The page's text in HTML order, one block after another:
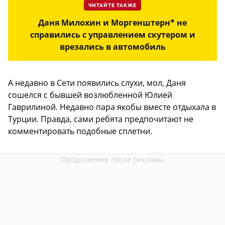
ЧИТАЙТЕ ТАКЖЕ
Даня Милохин и Моргенштерн* не
справились с управлением скутером и
врезались в автомобиль
А недавно в Сети появились слухи, мол, Даня
сошелся с бывшей возлюбленной Юлией
Гаврилиной. Недавно пара якобы вместе отдыхала в
Турции. Правда, сами ребята предпочитают не
комментировать подобные сплетни.